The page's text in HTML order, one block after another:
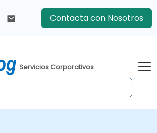
Contacta con Nosotros
Servicios Corporativos